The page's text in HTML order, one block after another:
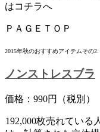
はコチラへ
ＰＡＧＥＴＯＰ
2015年秋のおすすめアイテムその2.
ノンストレスブラ
価格：990円（税別）
192,000枚売れている